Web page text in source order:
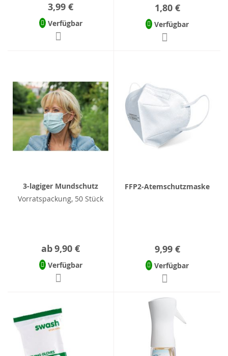
3,99 €
Verfügbar
1,80 €
Verfügbar
3-lagiger Mundschutz
Vorratspackung, 50 Stück
ab9,90 €
Verfügbar
FFP2-Atemschutzmaske
9,99 €
Verfügbar